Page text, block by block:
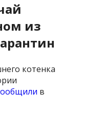
из
котенка
в